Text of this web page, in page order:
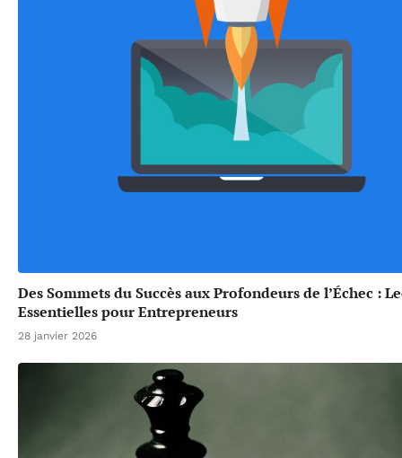
Des Sommets du Succès aux Profondeurs de l’Échec :
Essentielles pour Entrepreneurs
28 janvier 2026